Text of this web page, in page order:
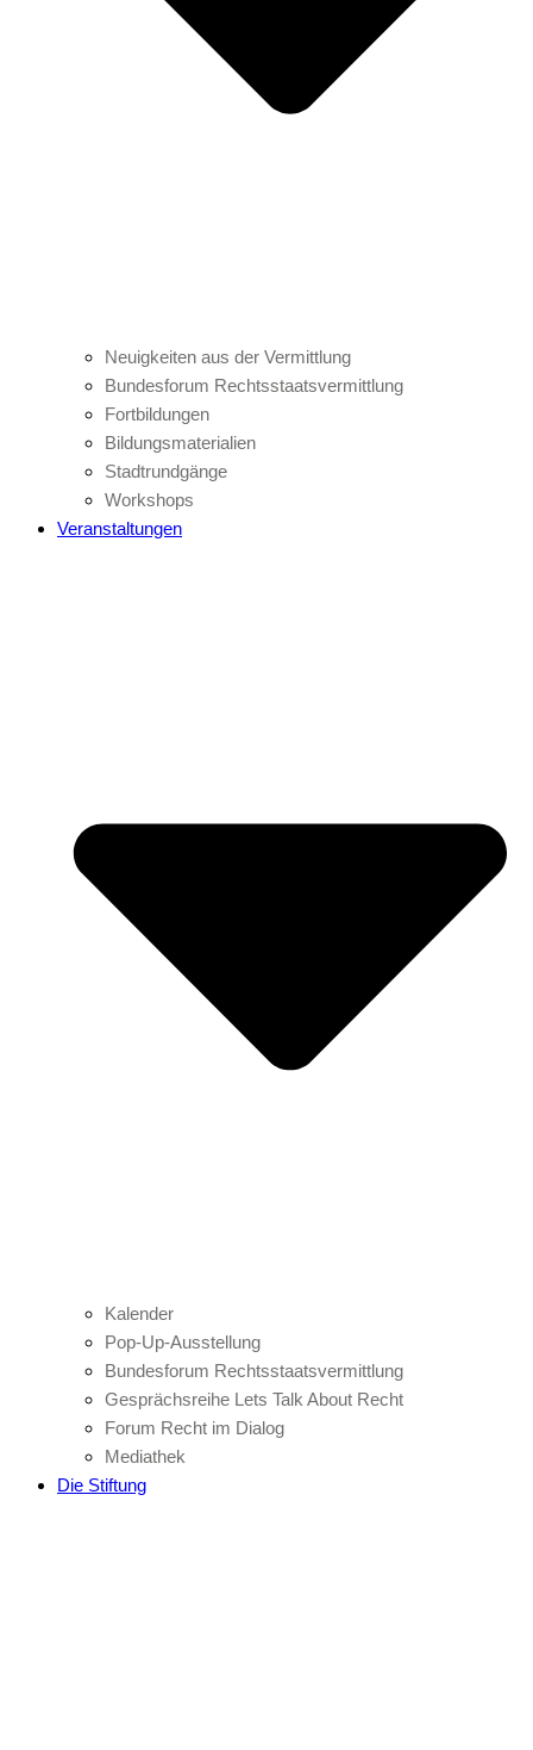
Neuigkeiten aus der Vermittlung
Bundesforum Rechtsstaatsvermittlung
Fortbildungen
Bildungsmaterialien
Stadtrundgänge
Workshops
Veranstaltungen
Kalender
Pop-Up-Ausstellung
Bundesforum Rechtsstaatsvermittlung
Gesprächsreihe Lets Talk About Recht
Forum Recht im Dialog
Mediathek
Die Stiftung